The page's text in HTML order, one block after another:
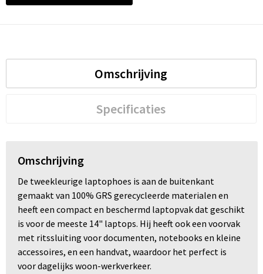
Toilettassen
Omschrijving
Specificaties
Omschrijving
De tweekleurige laptophoes is aan de buitenkant
gemaakt van 100% GRS gerecycleerde materialen en
heeft een compact en beschermd laptopvak dat geschikt
is voor de meeste 14" laptops. Hij heeft ook een voorvak
met ritssluiting voor documenten, notebooks en kleine
accessoires, en een handvat, waardoor het perfect is
voor dagelijks woon-werkverkeer.